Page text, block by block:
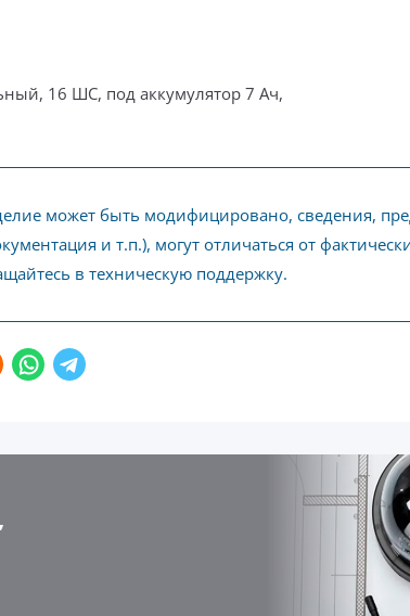
16 ШС, под аккумулятор 7 Ач,
может быть модифицировано, сведения,
и т.п.), могут отличаться от
в техническую поддержку.